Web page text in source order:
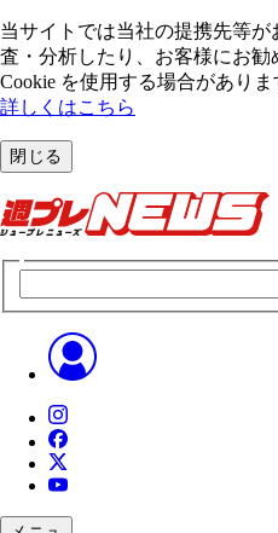
当サイトでは当社の提携先等
査・分析したり、お客様にお
Cookie を使⽤する場合がありま
詳しくはこちら
閉じる